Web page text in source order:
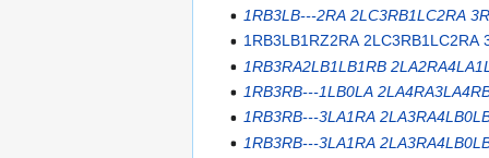
1RB3LB---2RA 2LC3RB1LC2RA
1RB3LB1RZ2RA 2LC3RB1LC2RA
1RB3RA2LB1LB1RB
1RB3RB---1LB0LA
1RB3RB---3LA1RA
1RB3RB---3LA1RA